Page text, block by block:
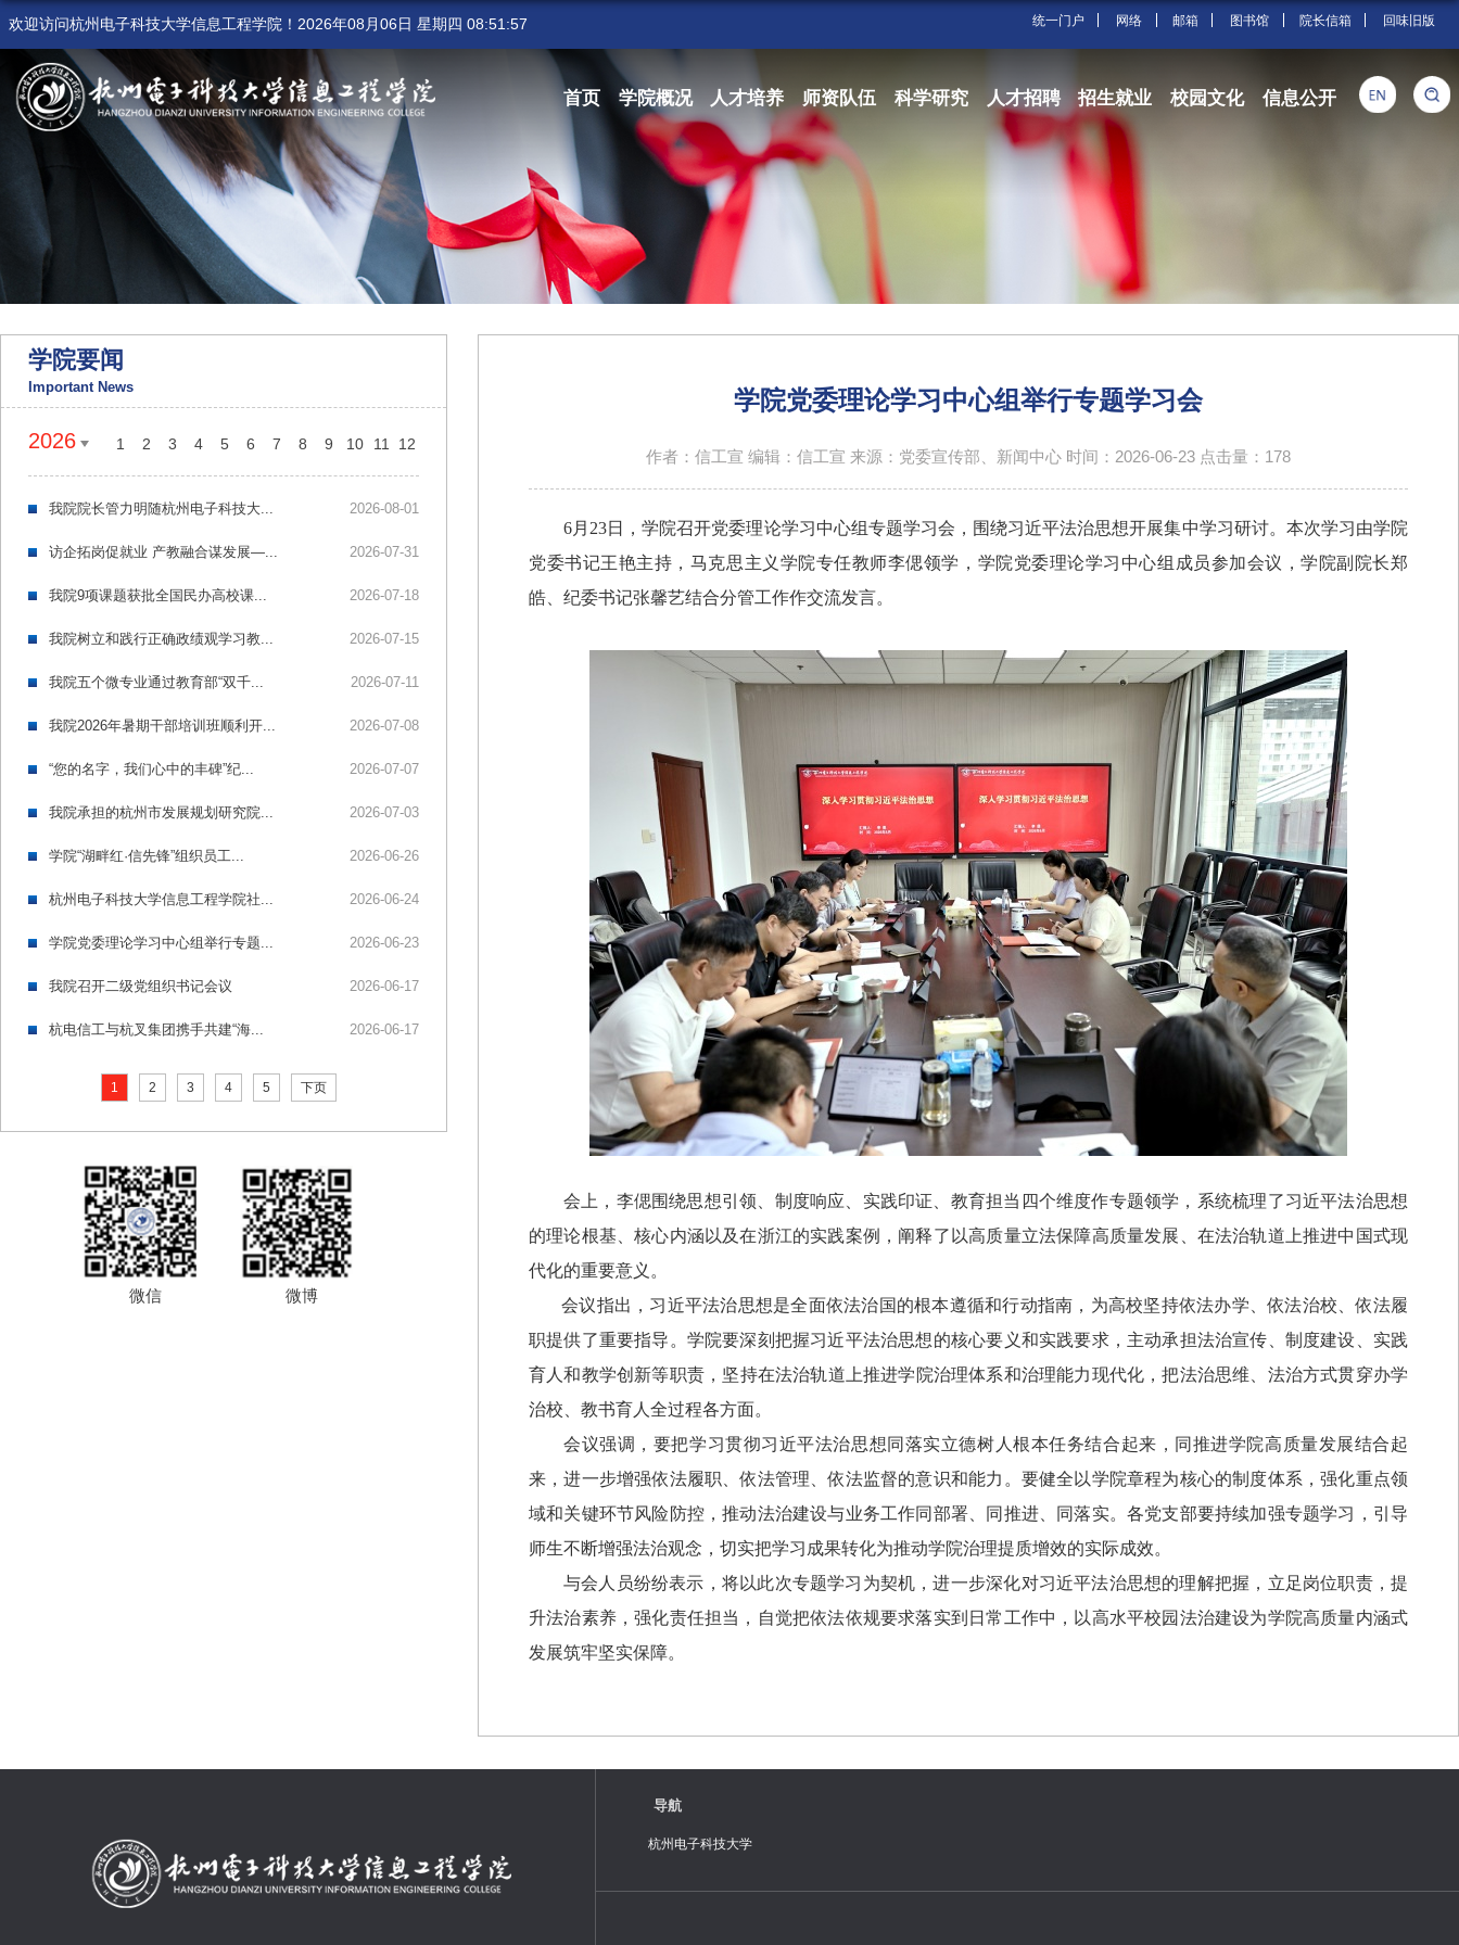
欢迎访问杭州电子科技大学信息工程学院！ 2026年08月06日 星期四 08:51:58 统一门户 网络 邮箱 图书馆 院长信箱 回味旧版
首页 学院概况 人才培养 师资队伍 科学研究 人才招聘 招生就业 校园文化 信息公开
学院要闻
Important News
2026 1 2 3 4 5 6 7 8 9 10 11 12
我院院长管力明随杭州电子科技大... 2026-08-01
访企拓岗促就业 产教融合谋发展—... 2026-07-31
我院9项课题获批全国民办高校课... 2026-07-18
我院树立和践行正确政绩观学习教... 2026-07-15
我院五个微专业通过教育部“双千... 2026-07-11
我院2026年暑期干部培训班顺利开... 2026-07-08
“您的名字，我们心中的丰碑”纪... 2026-07-07
我院承担的杭州市发展规划研究院... 2026-07-03
学院“湖畔红·信先锋”组织员工... 2026-06-26
杭州电子科技大学信息工程学院社... 2026-06-24
学院党委理论学习中心组举行专题... 2026-06-23
我院召开二级党组织书记会议 2026-06-17
杭电信工与杭叉集团携手共建“海... 2026-06-17
1 2 3 4 5 下页
微信 微博
学院党委理论学习中心组举行专题学习会
作者：信工宣 编辑：信工宣 来源：党委宣传部、新闻中心 时间：2026-06-23 点击量： 178
6月23日，学院召开党委理论学习中心组专题学习会，围绕习近平法治思想开展集中学习研讨。本次学习由学院
党委书记王艳主持，马克思主义学院专任教师李偲领学，学院党委理论学习中心组成员参加会议，学院副院长郑
皓、纪委书记张馨艺结合分管工作作交流发言。
会上，李偲围绕思想引领、制度响应、实践印证、教育担当四个维度作专题领学，系统梳理了习近平法治思想
的理论根基、核心内涵以及在浙江的实践案例，阐释了以高质量立法保障高质量发展、在法治轨道上推进中国式现
代化的重要意义。
会议指出，习近平法治思想是全面依法治国的根本遵循和行动指南，为高校坚持依法办学、依法治校、依法履
职提供了重要指导。学院要深刻把握习近平法治思想的核心要义和实践要求， 主动承担法治宣传、制度建设、实践
育人和教学创新等职责 ， 坚持在法治轨道上推进学院治理体系和治理能力现代化，把法治思维、法治方式贯穿办学
治校、教书育人全过程各方面。
会议强调，要把学习贯彻习近平法治思想同落实立德树人根本任务结合起来，同推进学院高质量发展结合起
来，进一步增强依法履职、依法管理、依法监督的意识和能力。要健全以学院章程为核心的制度体系，强化重点领
域和关键环节风险防控，推动法治建设与业务工作同部署、同推进、同落实。各党支部要持续加强专题学习，引导
师生不断增强法治观念，切实把学习成果转化为推动学院治理提质增效的实际成效。
与会人员纷纷表示，将以此次专题学习为契机，进一步深化对习近平法治思想的理解把握，立足岗位职责，提
升法治素养，强化责任担当，自觉把依法依规要求落实到日常工作中，以高水平校园法治建设为学院高质量内涵式
发展筑牢坚实保障。
导航
杭州电子科技大学